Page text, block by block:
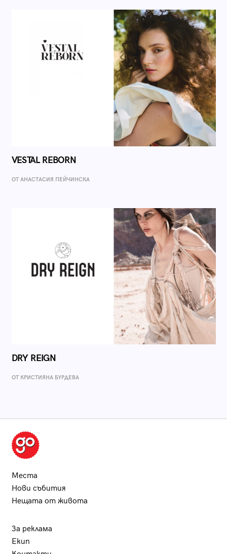
VESTAL REBORN
ОТ AНАСТАСИЯ ПЕЙЧИНСКА
DRY REIGN
ОТ КРИСТИЯНА БУРДЕВА
Места
Нови събития
Нещата от живота
За реклама
Екип